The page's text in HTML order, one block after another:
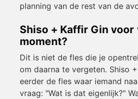
planning van de rest van de
Shiso + Kaffir Gin voor
moment?
Dit is niet de fles die je
om daarna te vergeten. Shiso
eerder de fles waar iemand
vraag: "Wat is dat eigenlijk?"